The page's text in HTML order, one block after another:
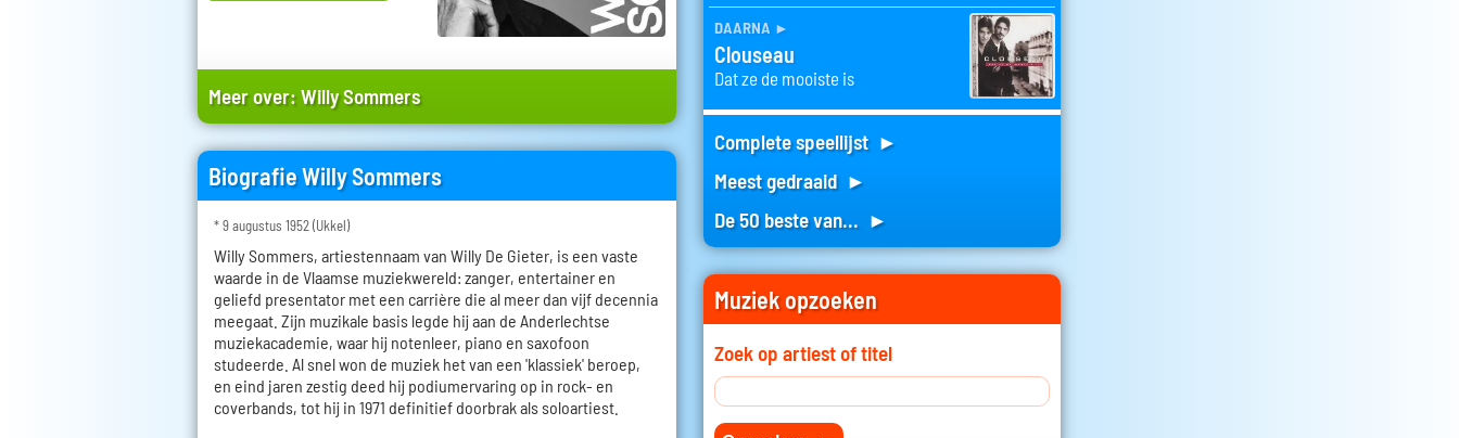
Meer over:Willy Sommers
Biografie Willy Sommers
* 9 augustus 1952 (Ukkel)
Willy Sommers, artiestennaam van Willy De Gieter, is een vaste
waarde in de Vlaamse muziekwereld: zanger, entertainer en
geliefd presentator met een carrière die al meer dan vijf decennia
meegaat. Zijn muzikale basis legde hij aan de Anderlechtse
muziekacademie, waar hij notenleer, piano en saxofoon
studeerde. Al snel won de muziek het van een 'klassiek' beroep,
en eind jaren zestig deed hij podiumervaring op in rock- en
coverbands, tot hij in 1971 definitief doorbrak als soloartiest.
daarna ►
Clouseau
Dat ze de mooiste is
Complete speellijst ►
Meest gedraaid ►
De 50 beste van... ►
Muziek opzoeken
Zoek op artiest of titel